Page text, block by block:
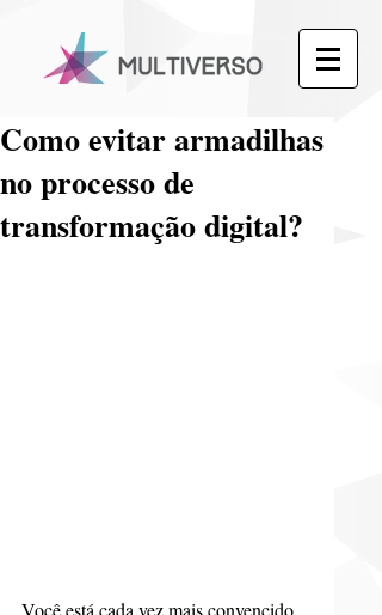
Como evitar armadilhas
no processo de
transformação digital?
Você está cada vez mais convencido